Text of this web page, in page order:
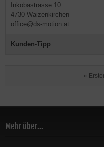
Inkobastrasse 10
4730 Waizenkirchen
office@ds-motion.at
Kunden-Tipp
«
Mehr über...